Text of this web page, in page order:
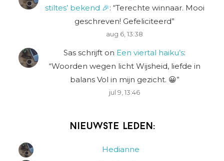
stiltes’ bekend 🎉: “Terechte winnaar. Mooi
geschreven! Gefeliciteerd”
aug 6, 13:38
Sas schrijft on Een viertal haiku’s:
“Woorden wegen licht Wijsheid, liefde in
balans Vol in mijn gezicht. 😀”
jul 9, 13:46
Nieuwste leden:
Hedianne